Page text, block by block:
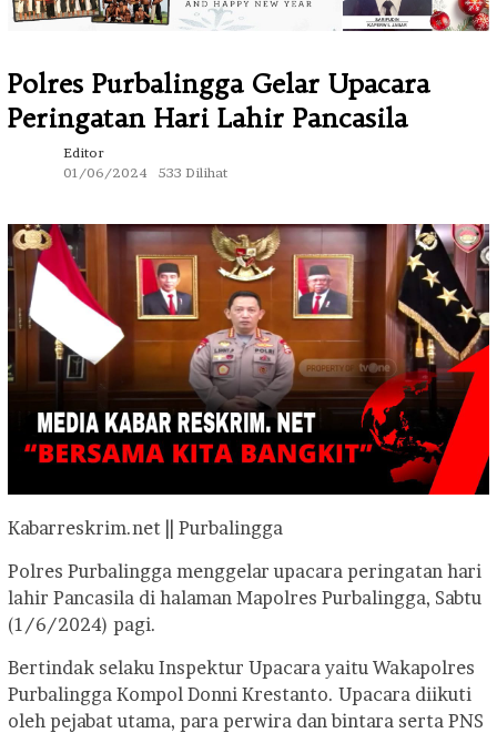
Polres Purbalingga Gelar Upacara
Peringatan Hari Lahir Pancasila
Editor
01/06/2024
533 Dilihat
Kabarreskrim.net || Purbalingga
Polres Purbalingga menggelar upacara peringatan hari
lahir Pancasila di halaman Mapolres Purbalingga, Sabtu
(1/6/2024) pagi.
Bertindak selaku Inspektur Upacara yaitu Wakapolres
Purbalingga Kompol Donni Krestanto. Upacara diikuti
oleh pejabat utama, para perwira dan bintara serta PNS